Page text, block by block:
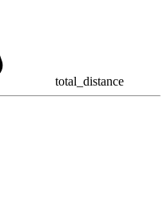
total_distance